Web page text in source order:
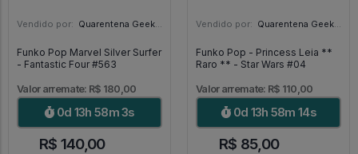
Vendido por: Quarentena Geek Store - SP
Funko Pop Marvel Silver Surfer
- Fantastic Four #563
Valor arremate: R$ 180,00
0d 13h 58m 1s
R$ 140,00
Vendido por: Quarentena Geek Store - SP
Funko Pop - Princess Leia **
Raro ** - Star Wars #04
Valor arremate: R$ 110,00
0d 13h 58m 12s
R$ 85,00